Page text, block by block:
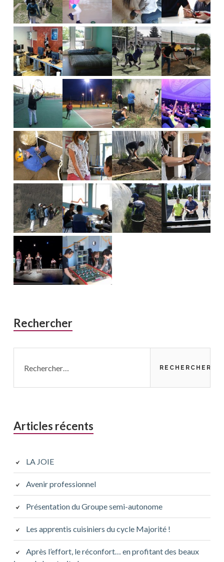
Rechercher
Articles récents
LA JOIE
Avenir professionnel
Présentation du Groupe semi-autonome
Les apprentis cuisiniers du cycle Majorité !
Après l’effort, le réconfort… en profitant des beaux